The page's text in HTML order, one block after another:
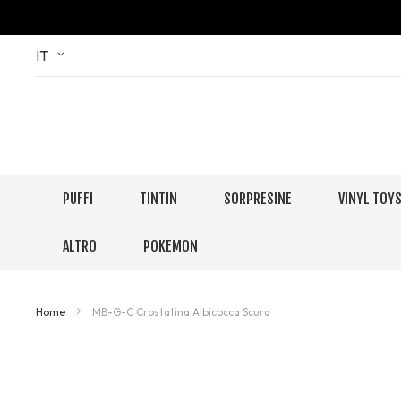
Skip
Language
IT
PUFFI TINTIN SORPRESINE VINYL TOYS
ALTRO POKEMON
Home MB-G-C Crostatina Albicocca Scura